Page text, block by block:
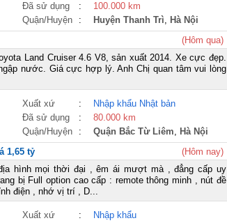
Đã sử dụng :
100.000 km
Quận/Huyện : Huyện Thanh Trì, Hà Nội
(Hôm qua)
Land Cruiser 4.6 V8, sản xuất 2014. Xe cực đẹp.
nước. Giá cực hợp lý. Anh Chị quan tâm vui lòng
Xuất xứ :
Nhập khẩu Nhật bản
Đã sử dụng :
80.000 km
Quận/Huyện : Quận Bắc Từ Liêm, Hà Nội
1,65 tỷ
(Hôm nay)
hình mọi thời đại , êm ái mượt mà , đẳng cấp uy
bị Full option cao cấp : remote thông minh , nút đề
điện , nhớ vị trí , D...
Xuất xứ :
Nhập khẩu